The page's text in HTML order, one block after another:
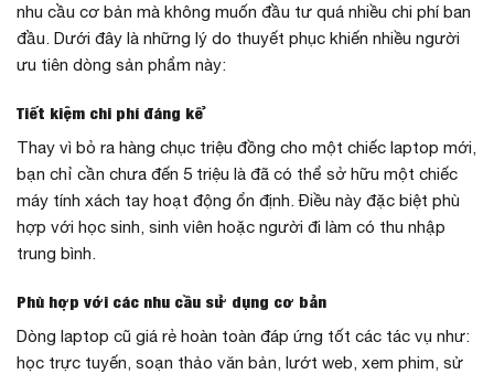
nhu cầu cơ bản mà không muốn đầu tư quá nhiều chi phí ban
đầu. Dưới đây là những lý do thuyết phục khiến nhiều người
ưu tiên dòng sản phẩm này:
Tiết kiệm chi phí đáng kể
Thay vì bỏ ra hàng chục triệu đồng cho một chiếc laptop mới,
bạn chỉ cần chưa đến 5 triệu là đã có thể sở hữu một chiếc
máy tính xách tay hoạt động ổn định. Điều này đặc biệt phù
hợp với học sinh, sinh viên hoặc người đi làm có thu nhập
trung bình.
Phù hợp với các nhu cầu sử dụng cơ bản
Dòng laptop cũ giá rẻ hoàn toàn đáp ứng tốt các tác vụ như:
học trực tuyến, soạn thảo văn bản, lướt web, xem phim, sử